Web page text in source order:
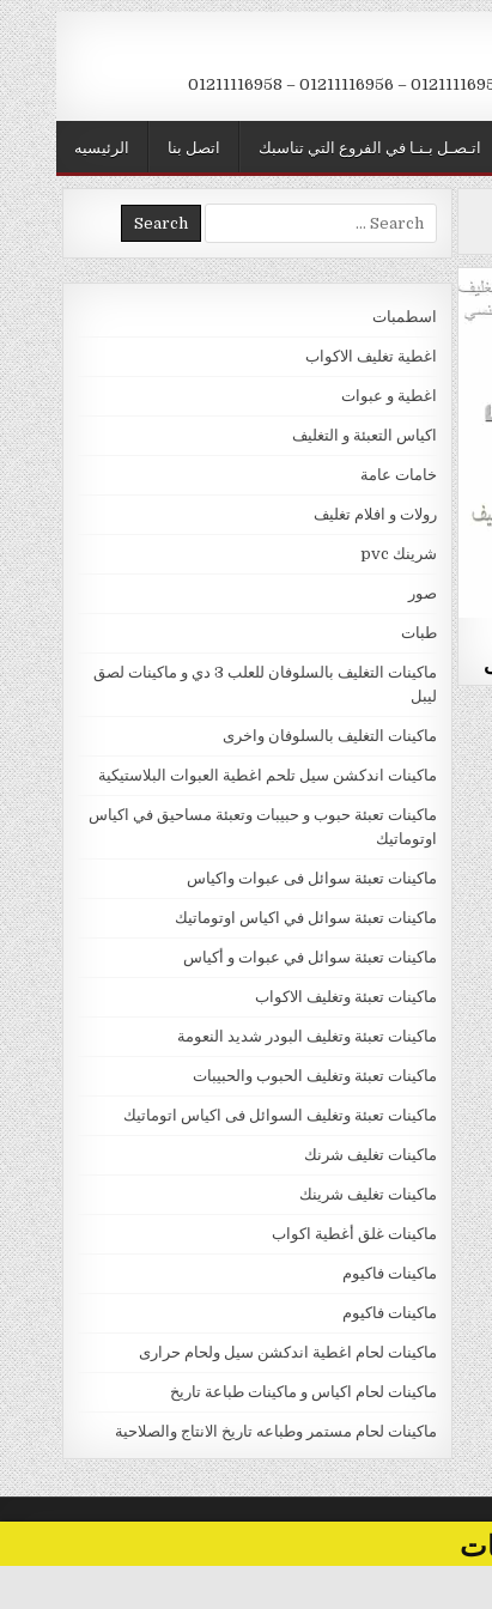
الرئيسيه اتصل بنا اتـصـل بـنـا في الفروع التي تناسبك
Search
for:
اسطمبات
اغطية تغليف الاكواب
اغطية و عبوات
اكياس التعبئة و التغليف
خامات عامة
رولات و افلام تغليف
شرينك pvc
صور
طبات
ماكينات التغليف بالسلوفان للعلب 3 دي و ماكينات لصق
ليبل
ماكينات التغليف بالسلوفان واخرى
ماكينات اندكشن سيل تلحم اغطية العبوات البلاستيكية
ماكينات تعبئة حبوب و حبيبات وتعبئة مساحيق في اكياس
اوتوماتيك
ماكينات تعبئة سوائل فى عبوات واكياس
ماكينات تعبئة سوائل في اكياس اوتوماتيك
ماكينات تعبئة سوائل في عبوات و أكياس
ماكينات تعبئة وتغليف الاكواب
ماكينات تعبئة وتغليف البودر شديد النعومة
ماكينات تعبئة وتغليف الحبوب والحبيبات
ماكينات تعبئة وتغليف السوائل فى اكياس اتوماتيك
ماكينات تغليف شرنك
ماكينات تغليف شرينك
ماكينات غلق أغطية اكواب
ماكينات فاكيوم
ماكينات فاكيوم
ماكينات لحام اغطية اندكشن سيل ولحام حرارى
ماكينات لحام اكياس و ماكينات طباعة تاريخ
ماكينات لحام مستمر وطباعه تاريخ الانتاج والصلاحية